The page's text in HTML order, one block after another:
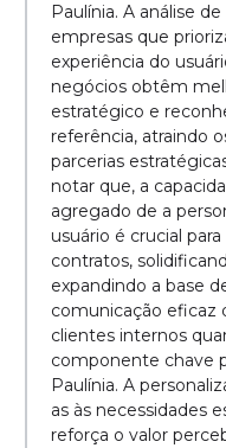
Paulínia. A análise
empresas que
experiência do
negócios obtêm
estratégico e
referência, atraindo
parcerias
notar que, a
agregado de a
usuário é crucial
contratos,
expandindo a base
comunicação eficaz
clientes internos
componente chave
Paulínia. A
as às necessidades
reforça o valor